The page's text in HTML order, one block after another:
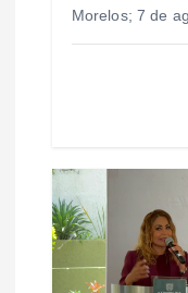
a
s
Morelos; 7 de